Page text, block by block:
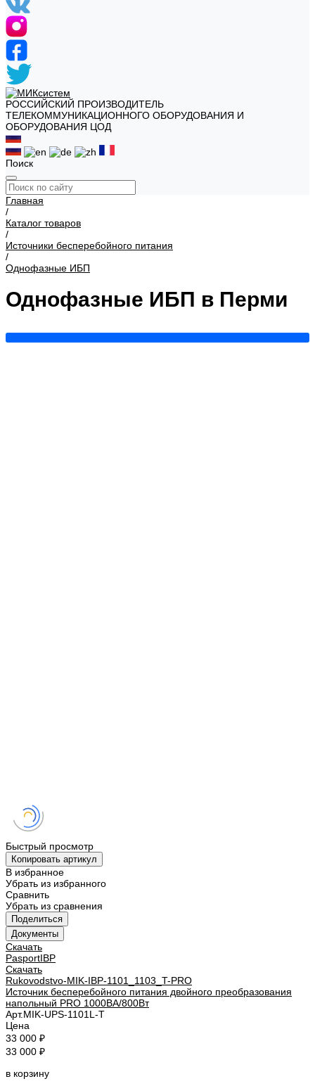
РОССИЙСКИЙ ПРОИЗВОДИТЕЛЬ
ТЕЛЕКОММУНИКАЦИОННОГО ОБОРУДОВАНИЯ И
ОБОРУДОВАНИЯ ЦОД
Поиск
Главная
/
Каталог товаров
/
Источники бесперебойного питания
/
Однофазные ИБП
Однофазные ИБП в Перми
Быстрый просмотр
Копировать артикул
В избранное
Убрать из избранного
Сравнить
Убрать из сравнения
Поделиться
Документы
Скачать
PasportIBP
Скачать
Rukovodstvo-MIK-IBP-1101_1103_T-PRO
Источник бесперебойного питания двойного преобразования
напольный PRO 1000ВА/800Вт
Арт.MIK-UPS-1101L-T
Цена
33 000 ₽
33 000 ₽
в корзину